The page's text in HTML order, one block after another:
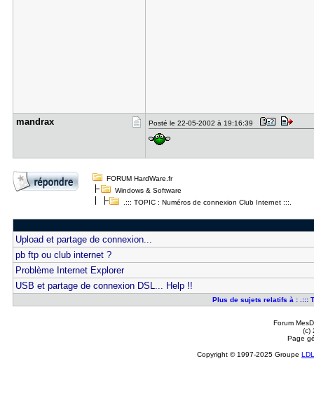
mandrax Posté le 22-05-2002 à 19:16:39
FORUM HardWare.fr
Windows & Software
.::: TOPIC : Numéros de connexion Club Internet :::.
Upload et partage de connexion...
pb ftp ou club internet ?
Problème Internet Explorer
USB et partage de connexion DSL... Help !!
Plus de sujets relatifs à : .:::
Forum
(c)
Page
Copyright © 1997-2025 Groupe